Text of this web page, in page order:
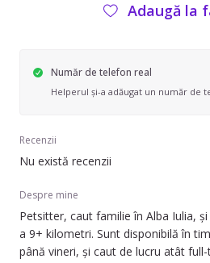
Adaugă la
Număr de telefon real
Helperul și-a adăugat un număr de
Recenzii
Nu există recenzii
Despre mine
Petsitter, caut familie în Alba Iulia, și zone adiacente în limita
a 9+ kilometri. Sunt disponibilă în
până vineri, și caut de lucru atât